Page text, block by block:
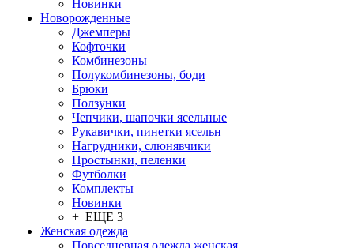
Новинки
Новорожденные
Джемперы
Кофточки
Комбинезоны
Полукомбинезоны, боди
Брюки
Ползунки
Чепчики, шапочки ясельные
Рукавички, пинетки ясельн
Нагрудники, слюнявчики
Простынки, пеленки
Футболки
Комплекты
Новинки
+ ЕЩЕ 3
Женская одежда
Повседневная одежда женская